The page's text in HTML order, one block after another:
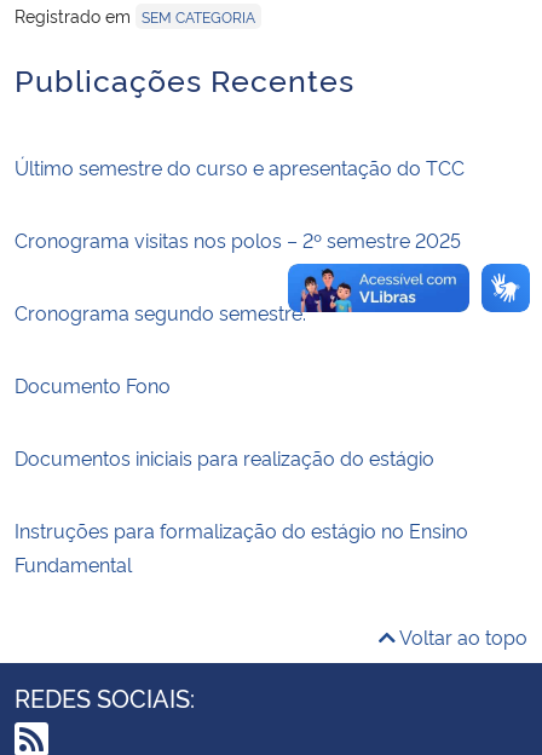
Ministério da Mulher, da Família e dos Direitos Humanos
Advocacia-Geral da União
Banco Central do Brasil
Planalto
Registrado em SEM CATEGORIA
Publicações Recentes
Último semestre do curso e apresentação do TCC
Cronograma visitas nos polos – 2º semestre 2025
Cronograma segundo semestre.
Documento Fono
Documentos iniciais para realização do estágio
Instruções para formalização do estágio no Ensino
Fundamental
Voltar ao topo
REDES SOCIAIS: